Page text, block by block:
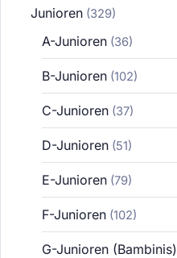
Junioren(329)
A-Junioren (36)
B-Junioren (102)
C-Junioren (37)
D-Junioren (51)
E-Junioren (79)
F-Junioren (102)
G-Junioren (Bambinis)